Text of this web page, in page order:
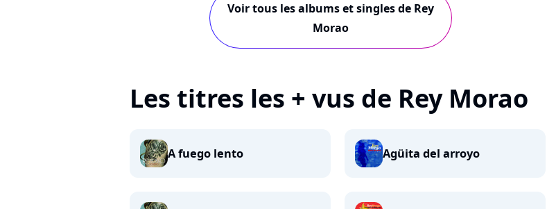
Voir tous les albums et singles de Rey
Morao
Les titres les + vus de Rey Morao
A fuego lento Agüita del arroyo